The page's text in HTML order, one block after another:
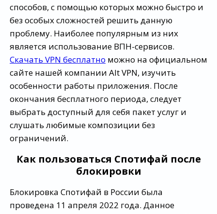
способов, с помощью которых можно быстро и
без особых сложностей решить данную
проблему. Наиболее популярным из них
является использование ВПН-сервисов.
Скачать VPN бесплатно можно на официальном
сайте нашей компании Alt VPN, изучить
особенности работы приложения. После
окончания бесплатного периода, следует
выбрать доступный для себя пакет услуг и
слушать любимые композиции без
ограничений.
Как пользоваться Спотифай после
блокировки
Блокировка Спотифай в России была
проведена 11 апреля 2022 года. Данное